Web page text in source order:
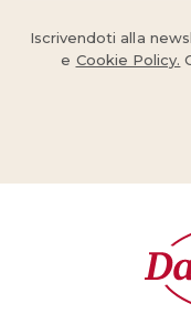
Iscrivendoti alla
e Cookie Policy.